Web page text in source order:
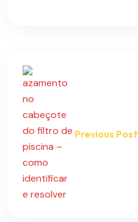
Previous Post